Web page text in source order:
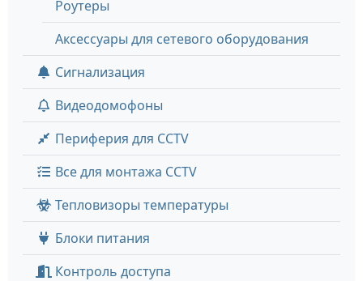
Роутеры
Аксессуары для сетевого оборудования
Сигнализация
Видеодомофоны
Периферия для CCTV
Все для монтажа CCTV
Тепловизоры температуры
Блоки питания
Контроль доступа